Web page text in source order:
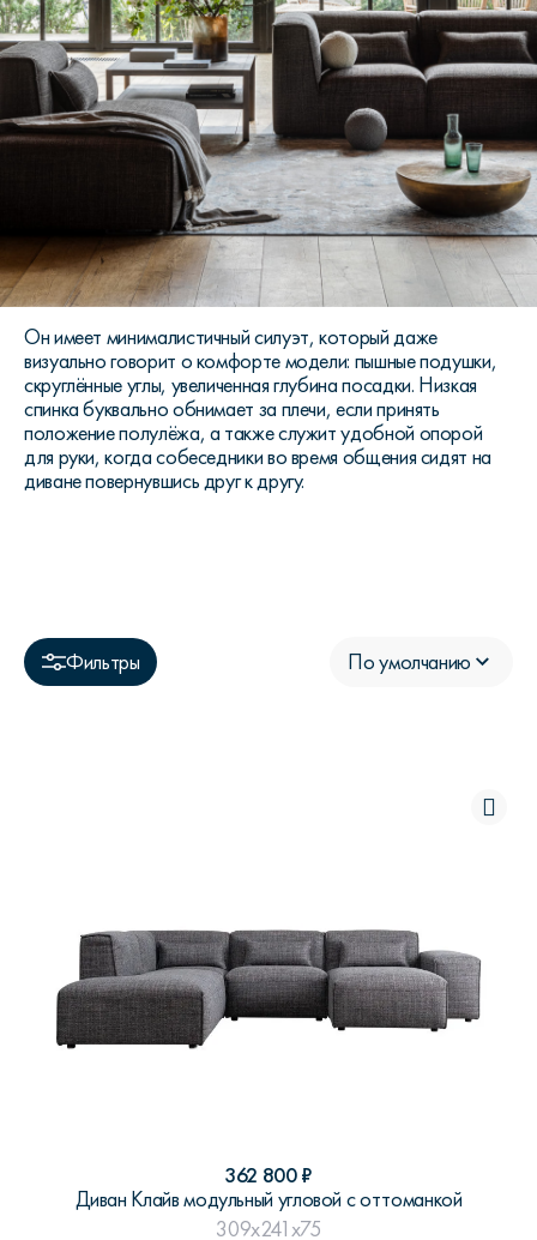
Он имеет минималистичный силуэт, который даже
визуально говорит о комфорте модели: пышные подушки,
скруглённые углы, увеличенная глубина посадки. Низкая
спинка буквально обнимает за плечи, если принять
положение полулёжа, а также служит удобной опорой
для руки, когда собеседники во время общения сидят на
диване повернувшись друг к другу.
Фильтры По умолчанию
362 800₽
Диван Клайв модульный угловой с оттоманкой
309x241x75